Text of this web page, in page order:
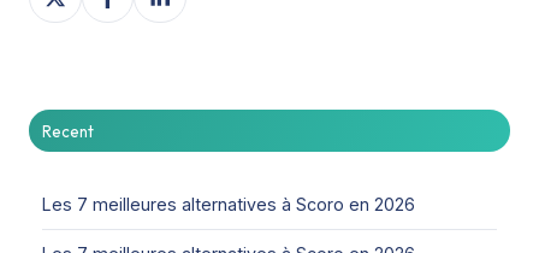
on
on
on
Recent
Les 7 meilleures alternatives à Scoro en 2026